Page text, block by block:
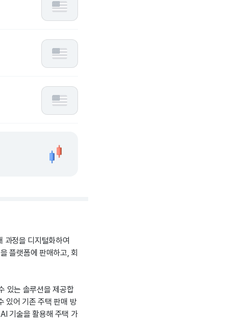
과정을 디지털화하여
플랫폼에 판매하고, 회
있는 솔루션을 제공합
있어 기존 주택 판매 방
기술을 활용해 주택 가